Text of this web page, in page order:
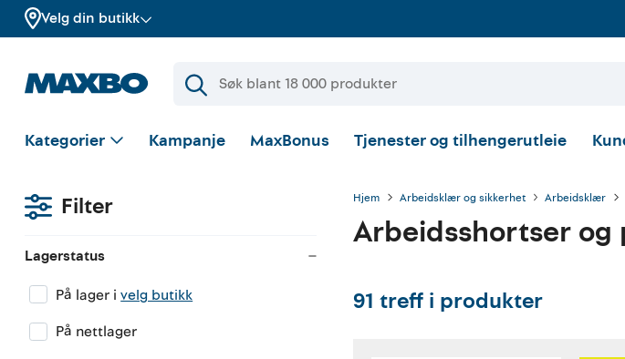
Velg din butikk
Kategorier Kampanje MaxBonus Tjenester og tilhengerutleie
Filter
Lagerstatus
På lager ivelg butikk
På nettlager
Hjem Arbeidsklær og sikkerhet Arbeidsklær
Arbeidsshortser og
91 treff i produkter